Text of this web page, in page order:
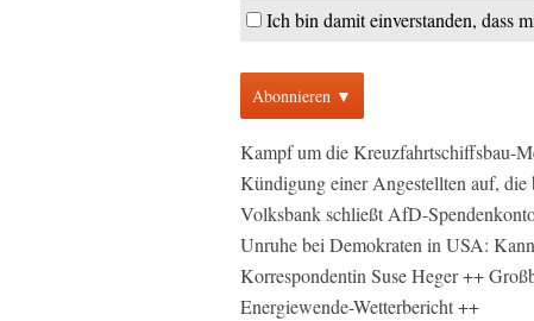
Ich bin damit einverstanden, dass
Abonnieren ▼
Kampf um die Kreuzfahrtschiffsbau-
Kündigung einer Angestellten auf,
Volksbank schließt AfD-
Unruhe bei Demokraten in USA:
Korrespondentin Suse Heger ++
Energiewende-Wetterbericht ++